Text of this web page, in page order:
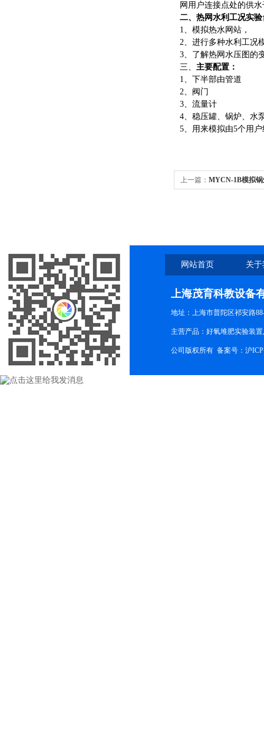
网用户连接点处的供
二、 热网水利工况实验
1、模拟热水网站，
2、进行多种水利工况
3、了解热网水压图的
三、 主要配置：
1、 下半部由管道
2、阀门
3、流量计
4、稳压罐、锅炉、水
5、用来模拟由5个用
上一篇： MYCN-1B模拟
网站首页 关
上海茂育科教设备
地址：上海市普陀区祁安路
主营产品：好氧堆肥实验装
公司版权所有 备案号： 沪